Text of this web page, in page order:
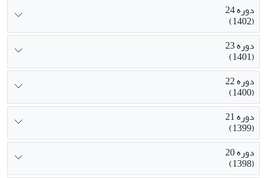
دوره 24
(1402)
دوره 23
(1401)
دوره 22
(1400)
دوره 21
(1399)
دوره 20
(1398)